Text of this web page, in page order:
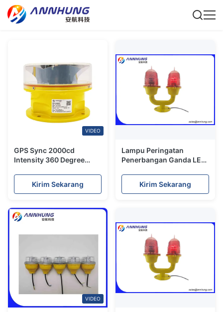
VIDEO
GPS Sync 2000cd
Intensity 360 Degree
Penghalang
Penerbangan Lampu
Kirim Sekarang
Lampu Peringatan
Penerbangan Ganda LED
Flash
Kirim Sekarang
VIDEO